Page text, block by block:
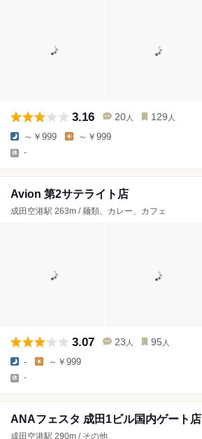
3.16 20 人 129 人
～￥999 ～￥999
-
Avion 第2サテライト店
成田空港駅 263m / 麺類、カレー、カフェ
3.07 23 人 95 人
- ～￥999
-
ANAフェスタ 成田1ビル国内ゲート店
成田空港駅 290m / その他